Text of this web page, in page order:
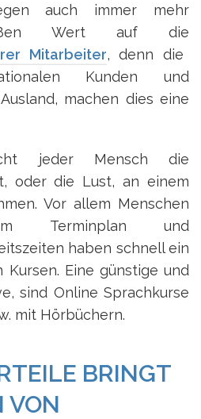
auch immer mehr
Wert auf die
Mitarbeiter, denn die
Kunden und
machen dies eine
jeder Mensch die
oder die Lust, an einem
Vor allem Menschen
Terminplan und
haben schnell ein
Eine günstige und
sind Online Sprachkurse
mit Hörbüchern.
BRINGT
VON